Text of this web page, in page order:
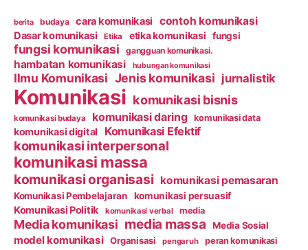
berita budaya cara komunikasi contoh komunikasi
Dasar komunikasi Etika etika komunikasi fungsi
fungsi komunikasi gangguan komunikasi.
hambatan komunikasi hubungan komunikasi
Ilmu Komunikasi Jenis komunikasi jurnalistik
Komunikasi komunikasi bisnis
komunikasi budaya komunikasi daring komunikasi data
komunikasi digital Komunikasi Efektif
komunikasi interpersonal
komunikasi massa
komunikasi organisasi komunikasi pemasaran
Komunikasi Pembelajaran komunikasi persuasif
Komunikasi Politik komunikasi verbal media
Media komunikasi media massa Media Sosial
model komunikasi Organisasi pengaruh peran komunikasi